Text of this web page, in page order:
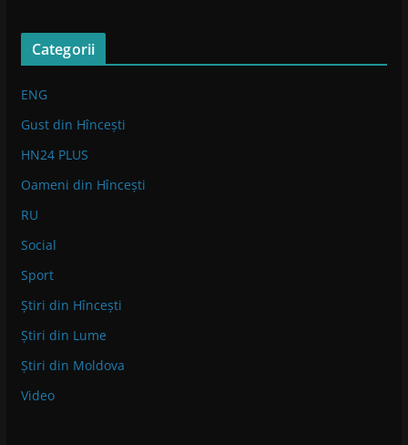
Categorii
ENG
Gust din Hîncești
HN24 PLUS
Oameni din Hîncești
RU
Social
Sport
Știri din Hîncești
Știri din Lume
Știri din Moldova
Video